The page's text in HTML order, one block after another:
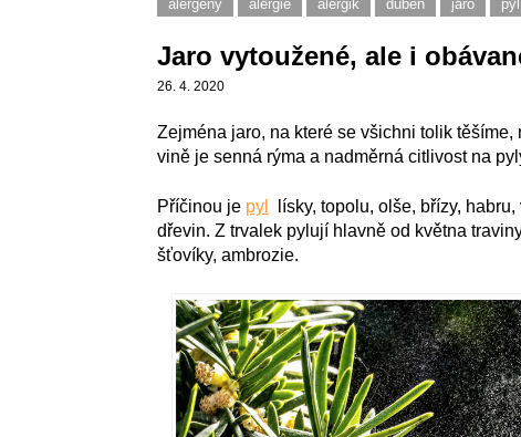
alergeny alergie alergik duben jaro pyl
Jaro vytoužené, ale i
26. 4. 2020
Zejména jaro, na které se všichni tolik
vině je senná rýma a nadměrná citlivost na
Příčinou je pyl
lísky, topolu, olše, břízy,
dřevin. Z trvalek pylují hlavně od května
šťovíky, ambrozie.